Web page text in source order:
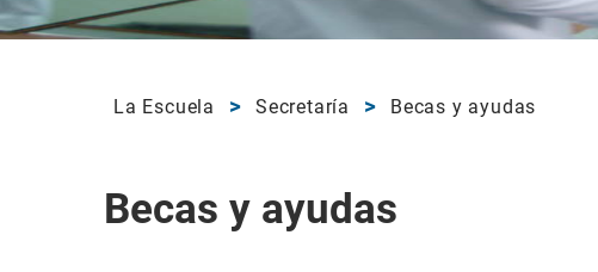
La Escuela Secretaría Becas y ayudas
Becas y ayudas